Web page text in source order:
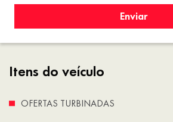
Itens do veículo
OFERTAS TURBINADAS
Enviar